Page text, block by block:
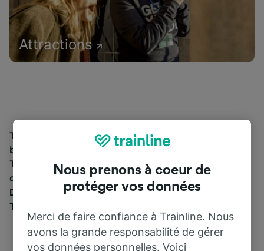
Attractions
Trouvez les informations essentielles et réservez vos
billets de train à partir de et jusqu'à Burey-la-Côte.
Trainline vous emmène dans 45 pays avec 270
compagnies ferroviaires et de bus, dont
SNCF
Découvrez jusqu’où vous pouvez voyager avec
Trainline aujourd’hui.
Nous prenons à coeur de
protéger vos données
Merci de faire confiance à Trainline. Nous
avons la grande responsabilité de gérer
vos données personnelles. Voici